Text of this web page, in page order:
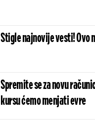
Stigle najnovije vesti! Ovo
Spremite se za novu
kursu ćemo menjati evre